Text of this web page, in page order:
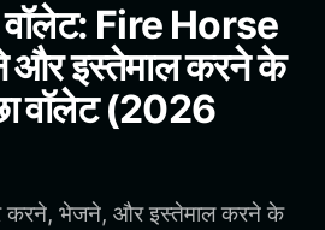
Fire Horse
और इस्तेमाल करने के
वॉलेट (2026
करने, भेजने, और इस्तेमाल करने के